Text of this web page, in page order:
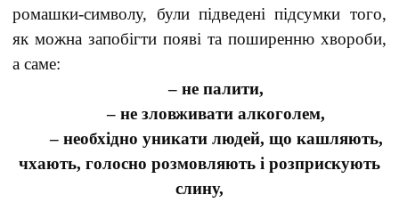
ромашки-символу, були підведені підсумки того,
як можна запобігти появі та поширенню хвороби,
а саме:
– не палити,
– не зловживати алкоголем,
– необхідно уникати людей, що кашляють,
чхають, голосно розмовляють і розприскують
слину,